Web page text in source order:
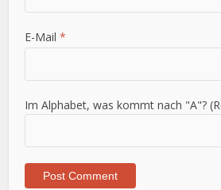
E-Mail*
Im Alphabet, was kommt nach "A"?